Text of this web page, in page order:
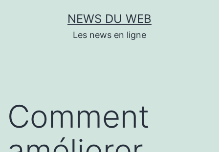
NEWS DU WEB
Les news en ligne
Comment